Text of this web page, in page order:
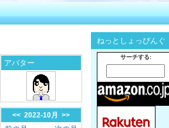
アバター
<< 2022-10月 >>
ねっとしょっぴんぐ
サーチする: